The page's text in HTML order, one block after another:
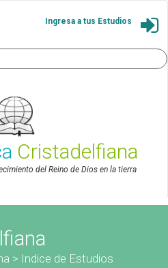
Ingresa a tus Estudios
Cristadelfiana
del Reino de Dios en la tierra
> Indice de Estudios